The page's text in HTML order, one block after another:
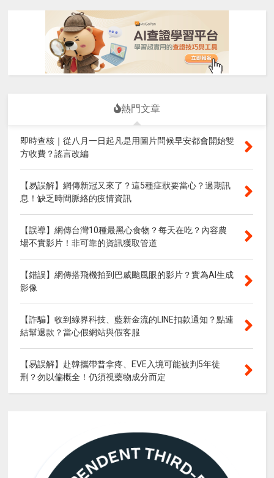
熱門文章
即時查核｜從八月一日起凡是用圖片問候早安都會開始雙
方收費？謠言改編
【易誤解】網傳新冠又來了？這5種症狀要當心？過期訊
息！缺乏時間脈絡的疫情資訊
【誤導】網傳台灣10種最黑心食物？每天在吃？內容農
場不實影片！非可靠的資訊獲取管道
【錯誤】網傳搭飛機拍到巴威颱風眼的影片？實為AI生成
影像
【詐騙】收到綠界科技、藍新金流的LINE扣款通知？點連
結幫退款？當心假網站與假客服
【易誤解】赴韓攜帶普拿疼、EVE入境可能被判5年徒
刑？勿以偏概全！仍須視藥物成分而定